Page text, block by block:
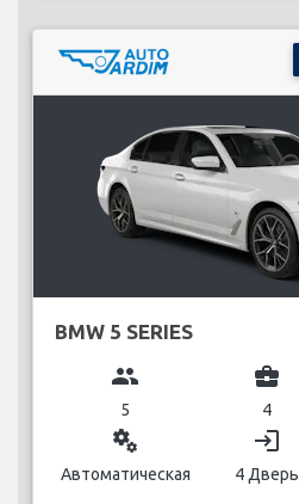
BMW 5 SERIES
group
5
business_center
4
miscellaneous_services
Автоматическая
login
4 Дверь